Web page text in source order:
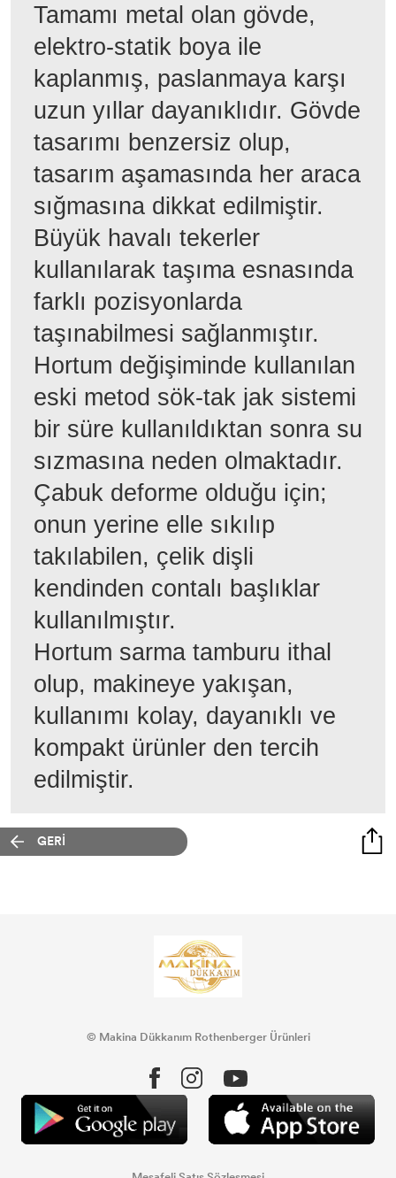
Tamamı metal olan gövde,
elektro-statik boya ile
kaplanmış, paslanmaya karşı
uzun yıllar dayanıklıdır. Gövde
tasarımı benzersiz olup,
tasarım aşamasında her araca
sığmasına dikkat edilmiştir.
Büyük havalı tekerler
kullanılarak taşıma esnasında
farklı pozisyonlarda
taşınabilmesi sağlanmıştır.
Hortum değişiminde kullanılan
eski metod sök-tak jak sistemi
bir süre kullanıldıktan sonra su
sızmasına neden olmaktadır.
Çabuk deforme olduğu için;
onun yerine elle sıkılıp
takılabilen, çelik dişli
kendinden contalı başlıklar
kullanılmıştır.
Hortum sarma tamburu ithal
olup, makineye yakışan,
kullanımı kolay, dayanıklı ve
kompakt ürünler den tercih
edilmiştir.
GERİ
© Makina Dükkanım Rothenberger Ürünleri